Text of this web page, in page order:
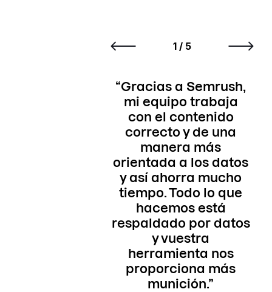
1 / 5
Gracias a Semrush,
mi equipo trabaja
con el contenido
correcto y de una
manera más
orientada a los datos
y así ahorra mucho
tiempo. Todo lo que
hacemos está
respaldado por datos
y vuestra
herramienta nos
proporciona más
munición.